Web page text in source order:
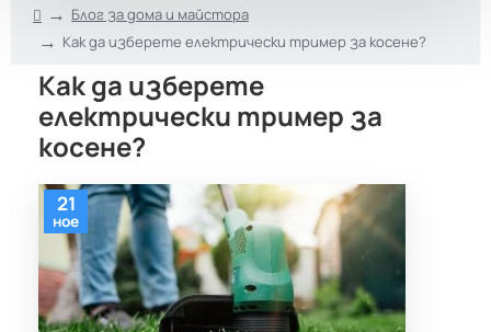
m
e
Блог за дома и майстора
Как да изберете електрически тример за косене?
Как да изберете
електрически тример за
косене?
21
ное